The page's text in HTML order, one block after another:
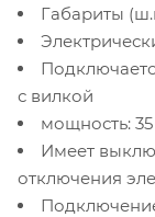
Габариты
с вилкой
мощность:
Имеет
отключения